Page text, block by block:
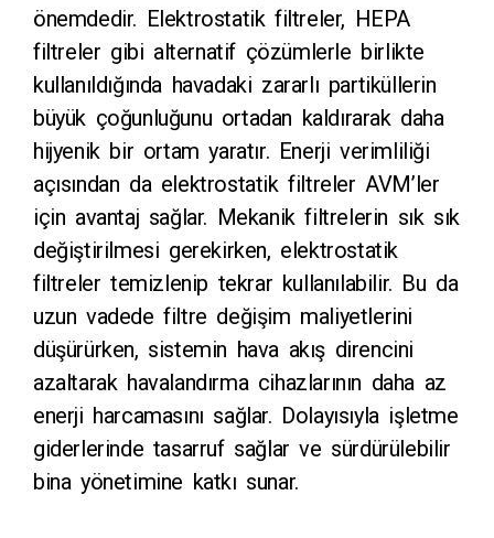
önemdedir. Elektrostatik filtreler, HEPA
filtreler gibi alternatif çözümlerle birlikte
kullanıldığında havadaki zararlı partiküllerin
büyük çoğunluğunu ortadan kaldırarak daha
hijyenik bir ortam yaratır. Enerji verimliliği
açısından da elektrostatik filtreler AVM’ler
için avantaj sağlar. Mekanik filtrelerin sık sık
değiştirilmesi gerekirken, elektrostatik
filtreler temizlenip tekrar kullanılabilir. Bu da
uzun vadede filtre değişim maliyetlerini
düşürürken, sistemin hava akış direncini
azaltarak havalandırma cihazlarının daha az
enerji harcamasını sağlar. Dolayısıyla işletme
giderlerinde tasarruf sağlar ve sürdürülebilir
bina yönetimine katkı sunar.